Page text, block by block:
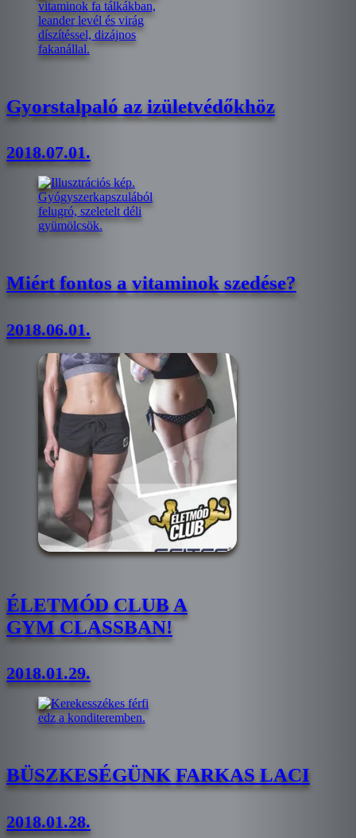
Gyorstalpaló az izületvédőkhöz
2018.07.01.
Miért fontos a vitaminok szedése?
2018.06.01.
ÉLETMÓD CLUB A
GYM CLASSBAN!
2018.01.29.
BÜSZKESÉGÜNK FARKAS LACI
2018.01.28.